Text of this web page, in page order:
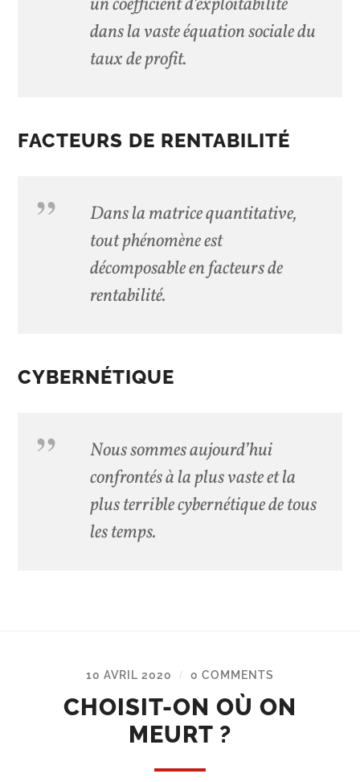
dans la vaste équation sociale du
taux de profit.
FACTEURS DE RENTABILITÉ
Dans la matrice quantitative,
tout phénomène est
décomposable en facteurs de
rentabilité.
CYBERNÉTIQUE
Nous sommes aujourd’hui
confrontés à la plus vaste et la
plus terrible cybernétique de tous
les temps.
10 AVRIL 2020 / 0 COMMENTS
CHOISIT-ON OÙ ON
MEURT ?